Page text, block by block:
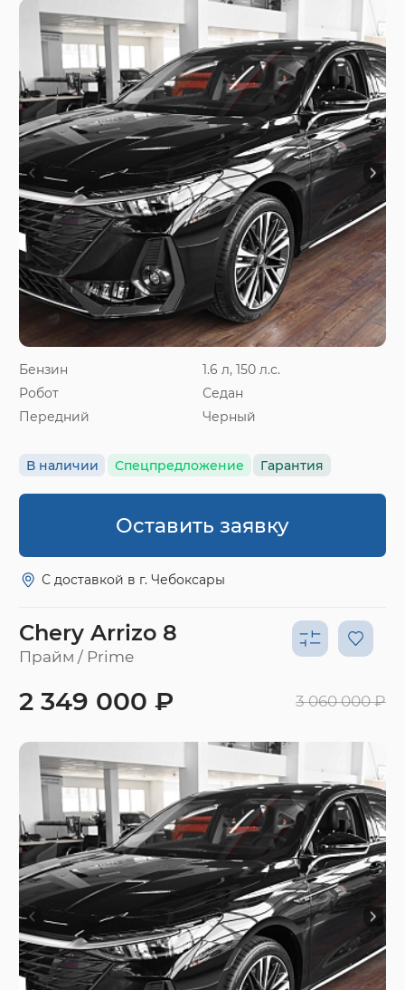
Бензин
1.6 л, 150 л.с.
Робот
Седан
Передний
Черный
В наличии Спецпредложение Гарантия
Оставить заявку
С доставкой в г. Чебоксары
Chery Arrizo 8
Прайм / Prime
2 349 000 ₽ 3 060 000 ₽